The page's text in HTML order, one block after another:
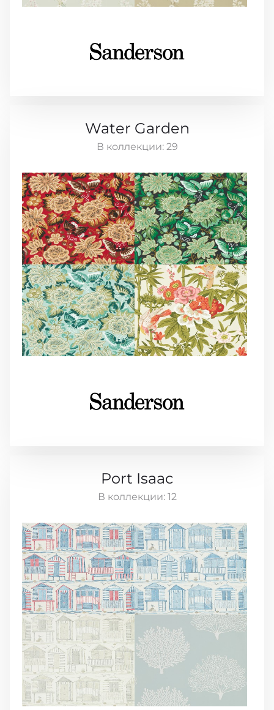
Water Garden
В коллекции: 29
Port Isaac
В коллекции: 12